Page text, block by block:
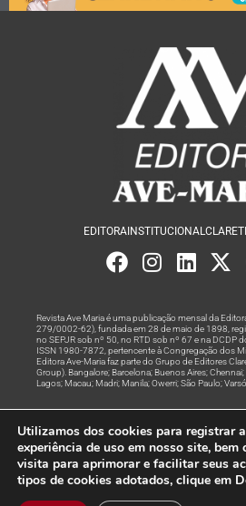
EDITORA INSTITUCIONAL
Revista Ave Maria é uma publicação mensal da
279/0002-62), fundada em 28 de maio de 1898,
no SEPJR sob nº 50, no RTD sob nº 67 e na DCDP
ISSN 1980-7872, pertencente à Congregação dos
Editora Ave-Maria faz parte do Grupo de Editores
Group). Bangalore; Barcelona; Buenos Aires;
Lagos; Macau; Madri; Manila; Owerri; São Paulo;
Rede
© Todos os Direitos Reservados
Utilizamos dos cookies para registrar
experiência de uso em nosso site, bem
visita para aprimorar e facilitar seus
tipos de cookies adotados, clique em